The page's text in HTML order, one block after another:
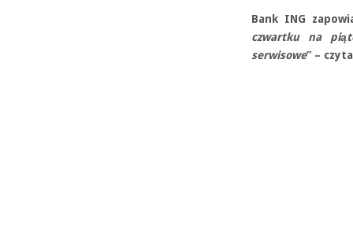
Bank ING
czwartku na
serwisowe” –